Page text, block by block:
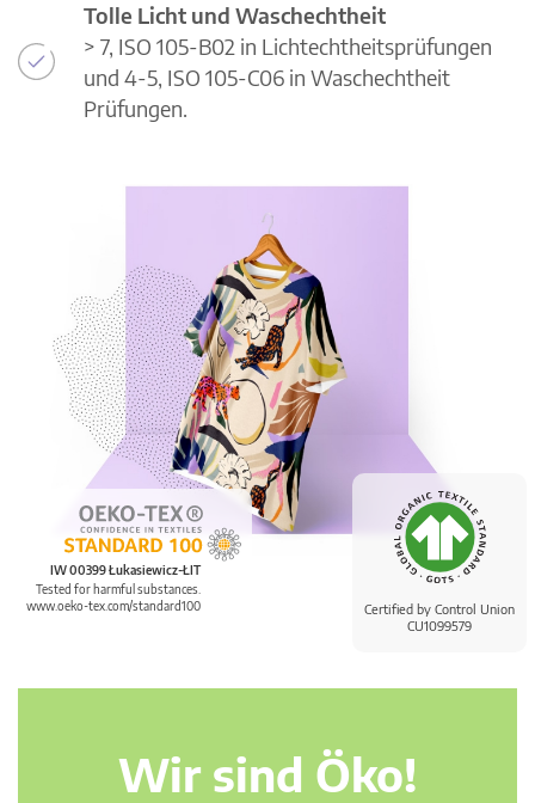
Certified by Control Union
CU1099579
IW 00399 Łukasiewicz-ŁIT
Tested for harmful substances.
www.oeko-tex.com/standard100
Tolle Licht und Waschechtheit
> 7, ISO 105-B02 in Lichtechtheitsprüfungen
und 4-5, ISO 105-C06 in Waschechtheit
Prüfungen.
Wir sind Öko!